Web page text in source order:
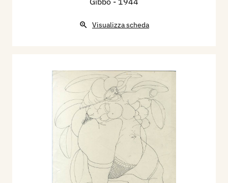
Visualizza scheda